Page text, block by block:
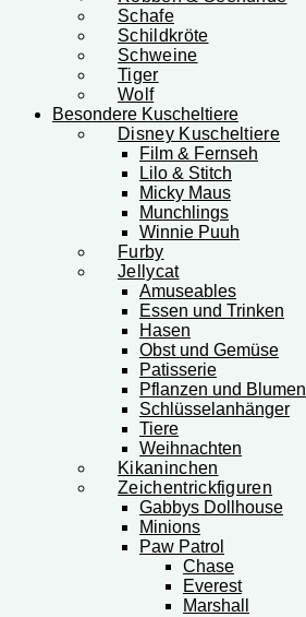
Schafe
Schildkröte
Schweine
Tiger
Wolf
Besondere Kuscheltiere
Disney Kuscheltiere
Film & Fernseh
Lilo & Stitch
Micky Maus
Munchlings
Winnie Puuh
Furby
Jellycat
Amuseables
Essen und Trinken
Hasen
Obst und Gemüse
Patisserie
Pflanzen und Blumen
Schlüsselanhänger
Tiere
Weihnachten
Kikaninchen
Zeichentrickfiguren
Gabbys Dollhouse
Minions
Paw Patrol
Chase
Everest
Marshall